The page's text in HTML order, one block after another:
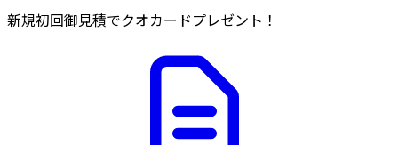
新規初回御見積でクオカードプレゼント！